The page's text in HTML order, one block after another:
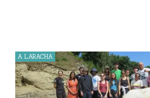
A LARACHA